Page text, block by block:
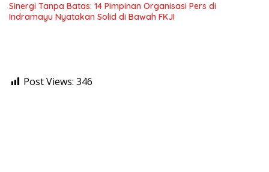
Sinergi Tanpa Batas: 14 Pimpinan Organisasi Pers di
Indramayu Nyatakan Solid di Bawah FKJI
Post Views: 346